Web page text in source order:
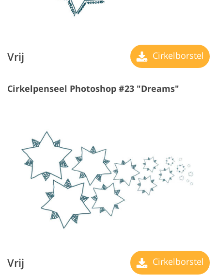
Vrij Cirkelborstel
Cirkelpenseel Photoshop #23 "Dreams"
Vrij Cirkelborstel